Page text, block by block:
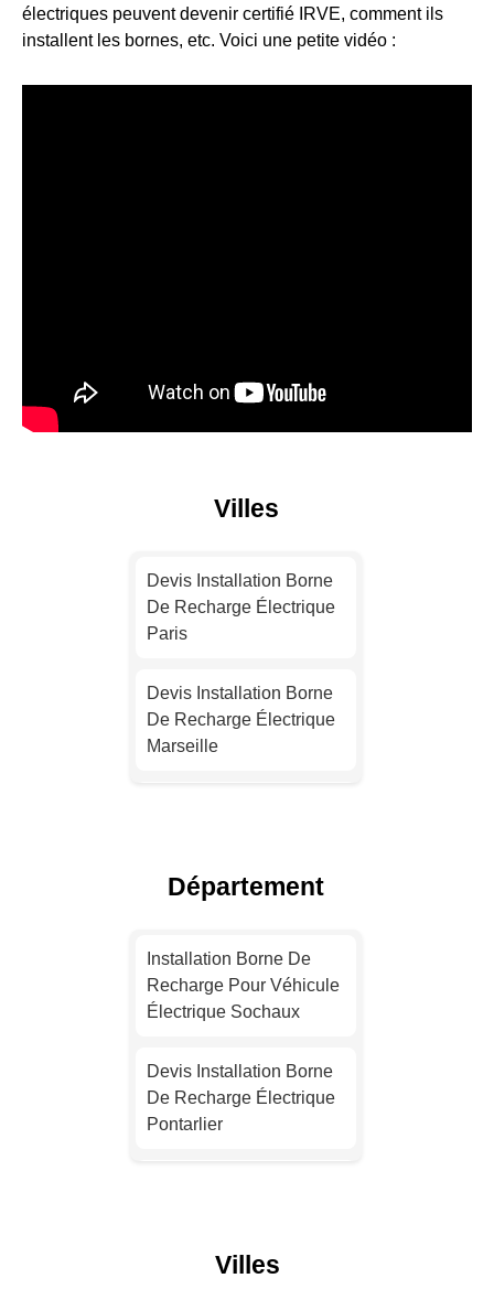
électriques peuvent devenir certifié IRVE, comment ils
installent les bornes, etc. Voici une petite vidéo :
Villes
Devis Installation Borne
De Recharge Électrique
Paris
Devis Installation Borne
De Recharge Électrique
Marseille
Toulouse
Nice
Devis Installation Borne
Département
Installation Borne De
Recharge Pour Véhicule
Électrique Sochaux
Devis Installation Borne
De Recharge Électrique
Pontarlier
Villes